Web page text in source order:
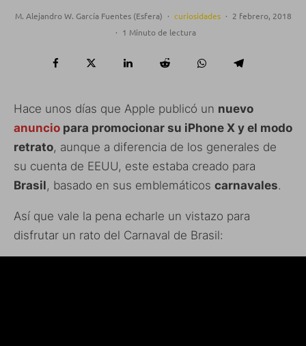
M. Alejandro W. García Fuentes (Esfera) · curiosidades · 2 febrero, 2018
· 1 Minuto de lectura
Hace unos días que Apple publicó un nuevo
anuncio para promocionar su iPhone X y el modo
retrato, aunque a diferencia de los generales de
su cuenta de EEUU, este estaba creado para
Brasil, basado en sus emblemáticos carnavales.
Así que vale la pena echarle un vistazo para
disfrutar un rato del Carnaval de Brasil: